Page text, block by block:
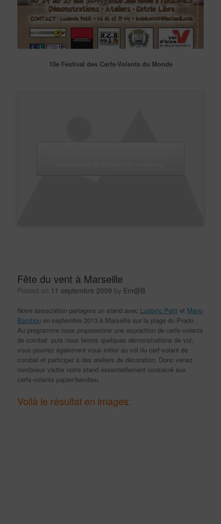
10e Festival des Cerfs-Volants du Monde
Fête du vent à Marseille
Posted on 11 septembre 2009 by Em@B
Notre association partagera un stand avec Ludovic Petit et Manu
Bambou en septembre 2013 à Marseille sur la plage du Prado.
Au programme nous proposerons une exposition de cerfs-volants
de combat puis nous ferons quelques démonstrations de vol,
vous pourrez également vous initier au vol du cerf-volant de
combat et participer à des ateliers de décoration. Donc venez
nombreux visiter notre stand essentiellement consacré aux
cerfs-volants papier/bambou
Voilà le résultat en images: